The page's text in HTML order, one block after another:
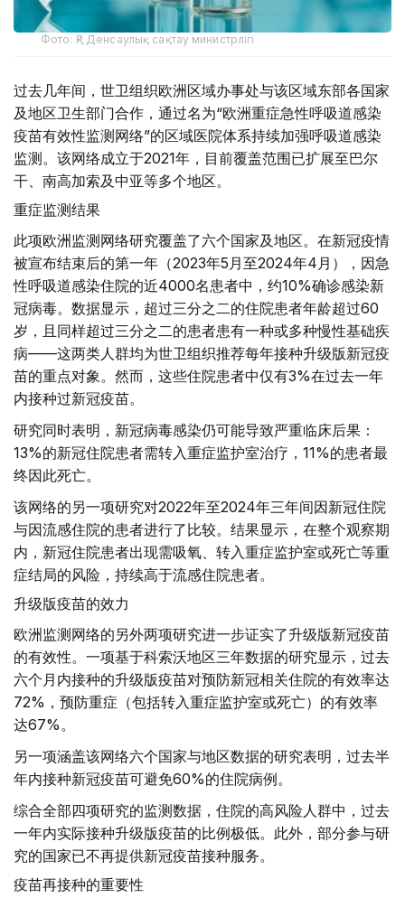
Фото: ҚР Денсаулық сақтау министрлігі
过去几年间，世卫组织欧洲区域办事处与该区域东部各国家
及地区卫生部门合作，通过名为“欧洲重症急性呼吸道感染
疫苗有效性监测网络”的区域医院体系持续加强呼吸道感染
监测。该网络成立于2021年，目前覆盖范围已扩展至巴尔
干、南高加索及中亚等多个地区。
重症监测结果
此项欧洲监测网络研究覆盖了六个国家及地区。在新冠疫情
被宣布结束后的第一年（2023年5月至2024年4月），因急
性呼吸道感染住院的近4000名患者中，约10%确诊感染新
冠病毒。数据显示，超过三分之二的住院患者年龄超过60
岁，且同样超过三分之二的患者患有一种或多种慢性基础疾
病——这两类人群均为世卫组织推荐每年接种升级版新冠疫
苗的重点对象。然而，这些住院患者中仅有3%在过去一年
内接种过新冠疫苗。
研究同时表明，新冠病毒感染仍可能导致严重临床后果：
13%的新冠住院患者需转入重症监护室治疗，11%的患者最
终因此死亡。
该网络的另一项研究对2022年至2024年三年间因新冠住院
与因流感住院的患者进行了比较。结果显示，在整个观察期
内，新冠住院患者出现需吸氧、转入重症监护室或死亡等重
症结局的风险，持续高于流感住院患者。
升级版疫苗的效力
欧洲监测网络的另外两项研究进一步证实了升级版新冠疫苗
的有效性。一项基于科索沃地区三年数据的研究显示，过去
六个月内接种的升级版疫苗对预防新冠相关住院的有效率达
72%，预防重症（包括转入重症监护室或死亡）的有效率
达67%。
另一项涵盖该网络六个国家与地区数据的研究表明，过去半
年内接种新冠疫苗可避免60%的住院病例。
综合全部四项研究的监测数据，住院的高风险人群中，过去
一年内实际接种升级版疫苗的比例极低。此外，部分参与研
究的国家已不再提供新冠疫苗接种服务。
疫苗再接种的重要性